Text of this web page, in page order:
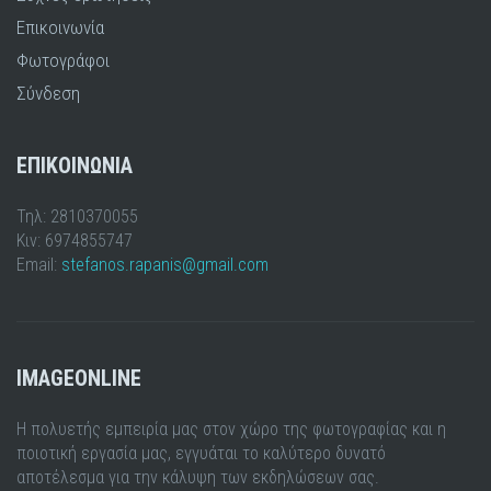
Επικοινωνία
Φωτογράφοι
Σύνδεση
ΕΠΙΚΟΙΝΩΝΙΑ
Τηλ: 2810370055
Κιν: 6974855747
Email: stefanos.rapanis@gmail.com
IMAGEONLINE
Η πολυετής εμπειρία μας στον χώρο της φωτογραφίας και η
ποιοτική εργασία μας, εγγυάται το καλύτερο δυνατό
αποτέλεσμα για την κάλυψη των εκδηλώσεων σας.